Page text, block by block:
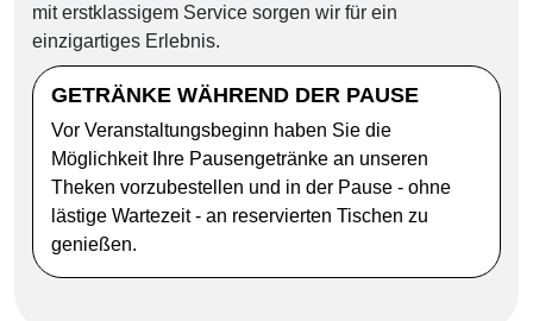
mit erstklassigem Service sorgen wir für ein
einzigartiges Erlebnis.
GETRÄNKE WÄHREND DER PAUSE
Vor Veranstaltungsbeginn haben Sie die
Möglichkeit Ihre Pausengetränke an unseren
Theken vorzubestellen und in der Pause - ohne
lästige Wartezeit - an reservierten Tischen zu
genießen.